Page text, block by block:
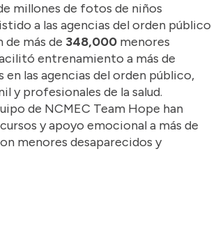
millones de fotos de niños
a las agencias del orden público
de más de 348,000 menores
entrenamiento a más de
en las agencias del orden público,
y profesionales de la salud.
de NCMEC Team Hope han
y apoyo emocional a más de
menores desaparecidos y